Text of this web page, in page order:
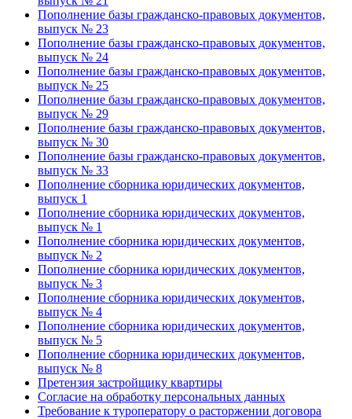
Пополнение базы гражданско-правовых документов,
выпуск № 23
Пополнение базы гражданско-правовых документов,
выпуск № 24
Пополнение базы гражданско-правовых документов,
выпуск № 25
Пополнение базы гражданско-правовых документов,
выпуск № 29
Пополнение базы гражданско-правовых документов,
выпуск № 30
Пополнение базы гражданско-правовых документов,
выпуск № 33
Пополнение сборника юридических документов,
выпуск 1
Пополнение сборника юридических документов,
выпуск № 1
Пополнение сборника юридических документов,
выпуск № 2
Пополнение сборника юридических документов,
выпуск № 3
Пополнение сборника юридических документов,
выпуск № 4
Пополнение сборника юридических документов,
выпуск № 5
Пополнение сборника юридических документов,
выпуск № 8
Претензия застройщику квартиры
Согласие на обработку персональных данных
Требование к туроператору о расторжении договора